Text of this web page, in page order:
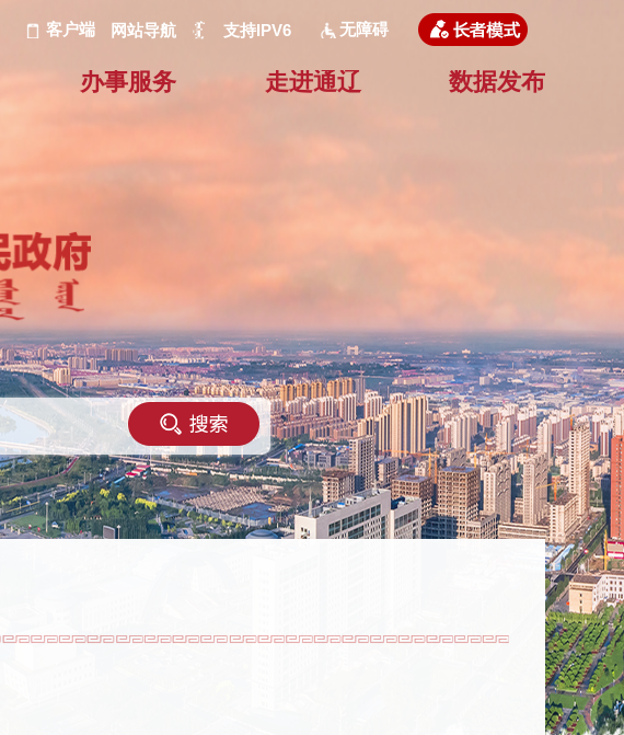
客户端 网站导航 支持IPV6 无障碍
办事服务 走进通辽 数据发布